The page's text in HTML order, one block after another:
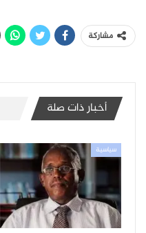
مشاركة
أخبار ذات صلة
سياسية